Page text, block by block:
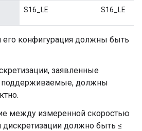
S16_LE S16_LE
его конфигурация должны быть
заявленные
поддерживаемые, должны
между измеренной скоростью
дискретизации должно быть ≤